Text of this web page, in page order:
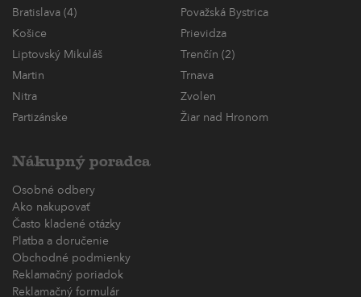
Bratislava (4)
Považská Bystrica
Košice
Prievidza
Liptovský Mikuláš
Trenčín (2)
Martin
Trnava
Nitra
Zvolen
Partizánske
Žiar nad Hronom
Nákupný poradca
Osobné odbery
Ako nakupovať
Často kladené otázky
Platba a doručenie
Obchodné podmienky
Reklamačný poriadok
Reklamačný formulár